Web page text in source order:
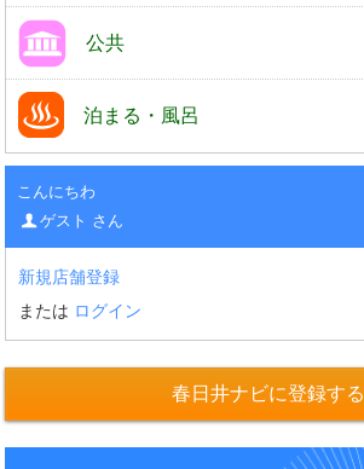
公共
泊まる・風呂
こんにちわ
ゲスト さん
新規店舗登録
または ログイン
春日井ナビに登録する